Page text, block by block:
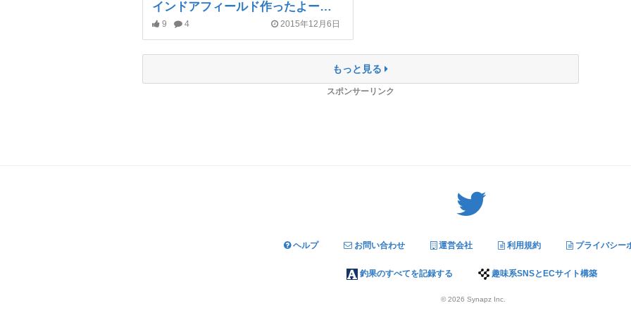
インドアフィールド作ったよーーーっ。
9 4 2015年12月6日
もっと見る
スポンサーリンク
ヘルプ お問い合わせ 運営会社 利用規約 プライバシー
釣果のすべてを記録する 趣味系SNSとECサイト構築
© 2026 Synapz Inc.